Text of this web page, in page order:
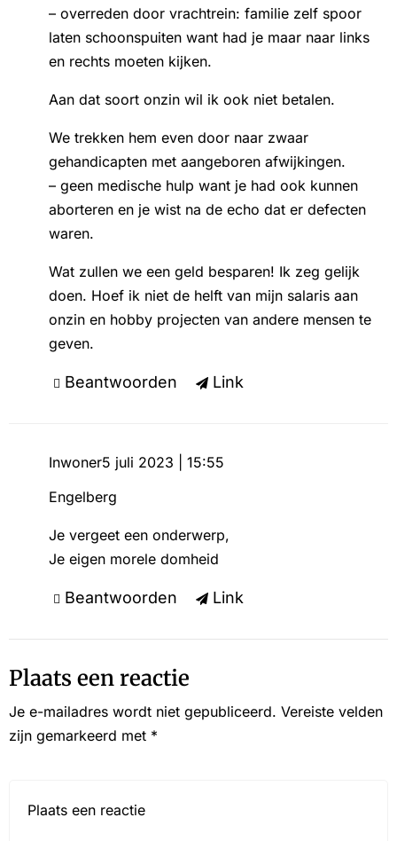
– overreden door vrachtrein: familie zelf spoor
laten schoonspuiten want had je maar naar links
en rechts moeten kijken.
Aan dat soort onzin wil ik ook niet betalen.
We trekken hem even door naar zwaar
gehandicapten met aangeboren afwijkingen.
– geen medische hulp want je had ook kunnen
aborteren en je wist na de echo dat er defecten
waren.
Wat zullen we een geld besparen! Ik zeg gelijk
doen. Hoef ik niet de helft van mijn salaris aan
onzin en hobby projecten van andere mensen te
geven.
Beantwoorden Link
Inwoner5 juli 2023 | 15:55
Engelberg
Je vergeet een onderwerp,
Je eigen morele domheid
Beantwoorden Link
Plaats een reactie
Je e-mailadres wordt niet gepubliceerd. Vereiste velden
zijn gemarkeerd met *